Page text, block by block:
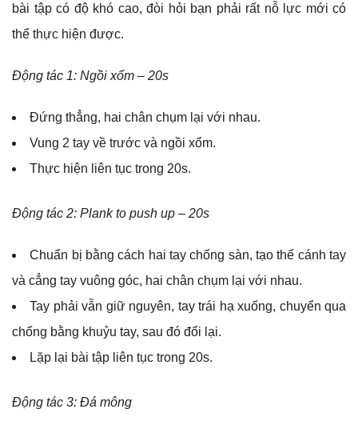
bài tập có độ khó cao, đòi hỏi bạn phải rất nỗ lực mới có
thể thực hiện được.
Động tác 1: Ngồi xổm – 20s
Đứng thẳng, hai chân chụm lại với nhau.
Vung 2 tay về trước và ngồi xổm.
Thực hiện liên tục trong 20s.
Động tác 2: Plank to push up – 20s
Chuẩn bị bằng cách hai tay chống sàn, tạo thế cánh tay
và cẳng tay vuông góc, hai chân chụm lại với nhau.
Tay phải vẫn giữ nguyên, tay trái hạ xuống, chuyển qua
chống bằng khuỷu tay, sau đó đổi lại.
Lặp lại bài tập liên tục trong 20s.
Động tác 3: Đá mông